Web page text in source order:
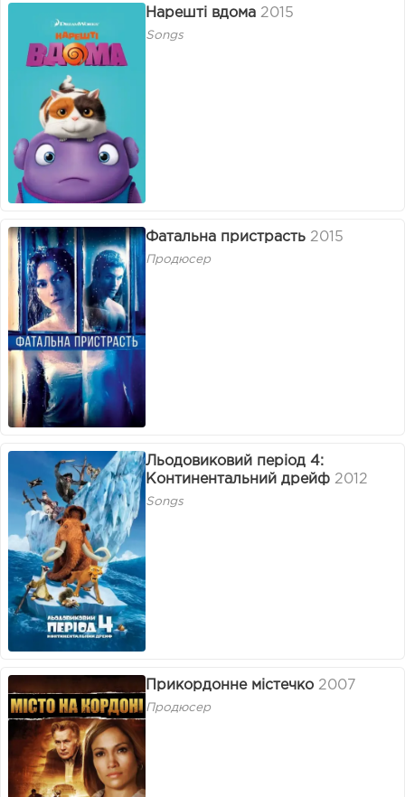
Нарешті вдома 2015
Songs
Фатальна пристрасть 2015
Продюсер
Льодовиковий період 4:
Континентальний дрейф 2012
Songs
Прикордонне містечко 2007
Продюсер